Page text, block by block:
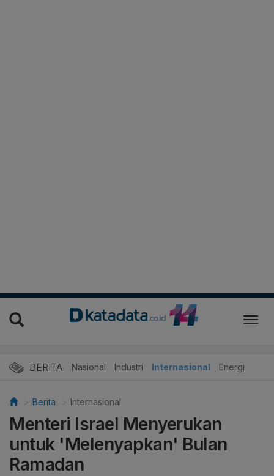
BERITA Nasional Industri Internasional Energi
Berita Internasional
Menteri Israel Menyerukan
untuk 'Melenyapkan' Bulan
Ramadan